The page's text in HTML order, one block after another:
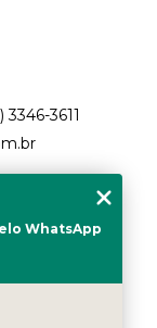
3346-3611
Sul
WhatsApp